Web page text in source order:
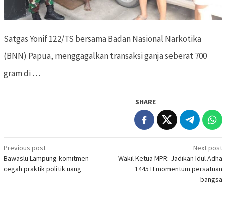
Satgas Yonif 122/TS bersama Badan Nasional Narkotika
(BNN) Papua, menggagalkan transaksi ganja seberat 700
gram di …
SHARE
Post
navigation
Previous post
Bawaslu Lampung komitmen
cegah praktik politik uang
Next post
Wakil Ketua MPR: Jadikan Idul Adha
1445 H momentum persatuan
bangsa